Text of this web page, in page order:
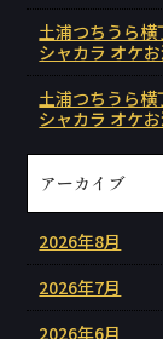
土浦つちうら横
シャカラ オケ
土浦つちうら横
シャカラ オケ
アーカイブ
2026年8月
2026年7月
2026年6月